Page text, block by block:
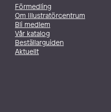
Förmedling
Om Illustratörcentrum
Bli medlem
Vår katalog
Beställarguiden
Aktuellt